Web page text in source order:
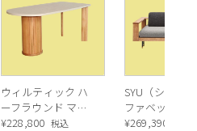
ウィルティック ハ
ーフラウンド マテ
ィエラ塗装 ダイニ
¥228,800 税込
SYU（シュウ
ファベッド（
ュラル）
¥269,390